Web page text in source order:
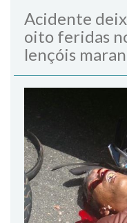
Acidente
oito feridas
lençóis